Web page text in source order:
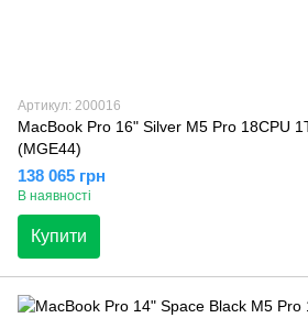
Артикул: 200016
MacBook Pro 16" Silver M5 Pro 18CPU
(MGE44)
138 065 грн
В наявності
Купити